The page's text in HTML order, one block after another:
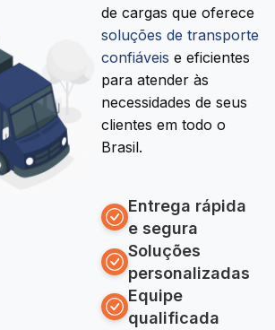
de cargas que oferece
soluções de transporte
confiáveis e eficientes
para atender às
necessidades de seus
clientes em todo o
Brasil.
Entrega rápida
e segura
Soluções
personalizadas
Equipe
qualificada